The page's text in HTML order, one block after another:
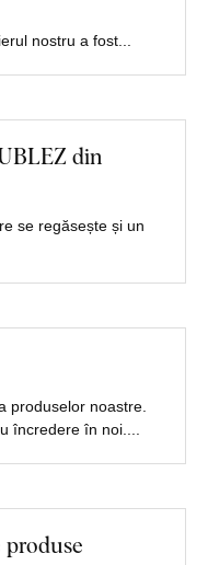
nostru a fost...
din
se regăsește și un
produselor noastre.
încredere în noi....